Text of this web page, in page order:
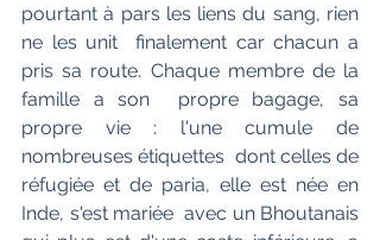
pourtant à pars les liens du sang, rien
ne les unit  finalement car chacun a
pris sa route. Chaque membre de la
famille a son  propre bagage, sa
propre vie : l'une cumule de
nombreuses étiquettes  dont celles de
réfugiée et de paria, elle est née en
Inde, s'est mariée  avec un Bhoutanais